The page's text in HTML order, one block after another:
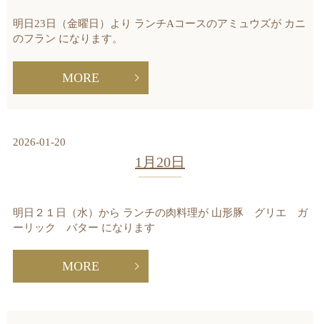
明日23日（金曜日）より ランチAコースのアミュウズが カニ
のフラン になります。
MORE
2026-01-20
1月20日
明日２１日（水）から ランチの肉料理が 山形豚 グリエ ガ
ーリック バター になります
MORE